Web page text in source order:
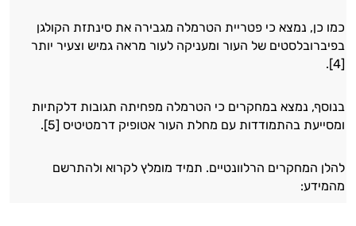
כמו כן, נמצא כי פטריית הטרמלה מגבירה את סינתזת הקולגן
בפיברובלסטים של העור ומעניקה לעור מראה גמיש וצעיר יותר
[4].
בנוסף, נמצא במחקרים כי הטרמלה מפחיתה תגובות דלקתיות
ומסייעת בהתמודדות עם מחלת העור אטופיק דרמטיטיס [5].
להלן המחקרים הרלוונטיים. תמיד מומלץ לקרוא ולהתרשם
מהמידע: